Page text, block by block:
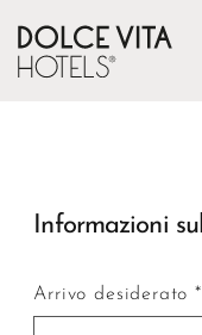
Informazioni
Arrivo desiderato *